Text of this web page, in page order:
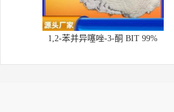
1,2-苯并异噻唑-3-酮 BIT 99%